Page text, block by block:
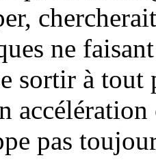
ne
sortir à tout
pas